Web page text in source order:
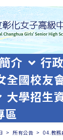
介
行
全國校友
大學招生
區
> 所有公告 > 04.教務